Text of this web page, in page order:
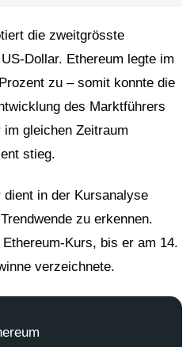
die zweitgrösste
Dollar. Ethereum legte im
zu – somit konnte die
des Marktführers
gleichen Zeitraum
stieg.
in der Kursanalyse
zu erkennen.
Kurs, bis er am 14.
verzeichnete.